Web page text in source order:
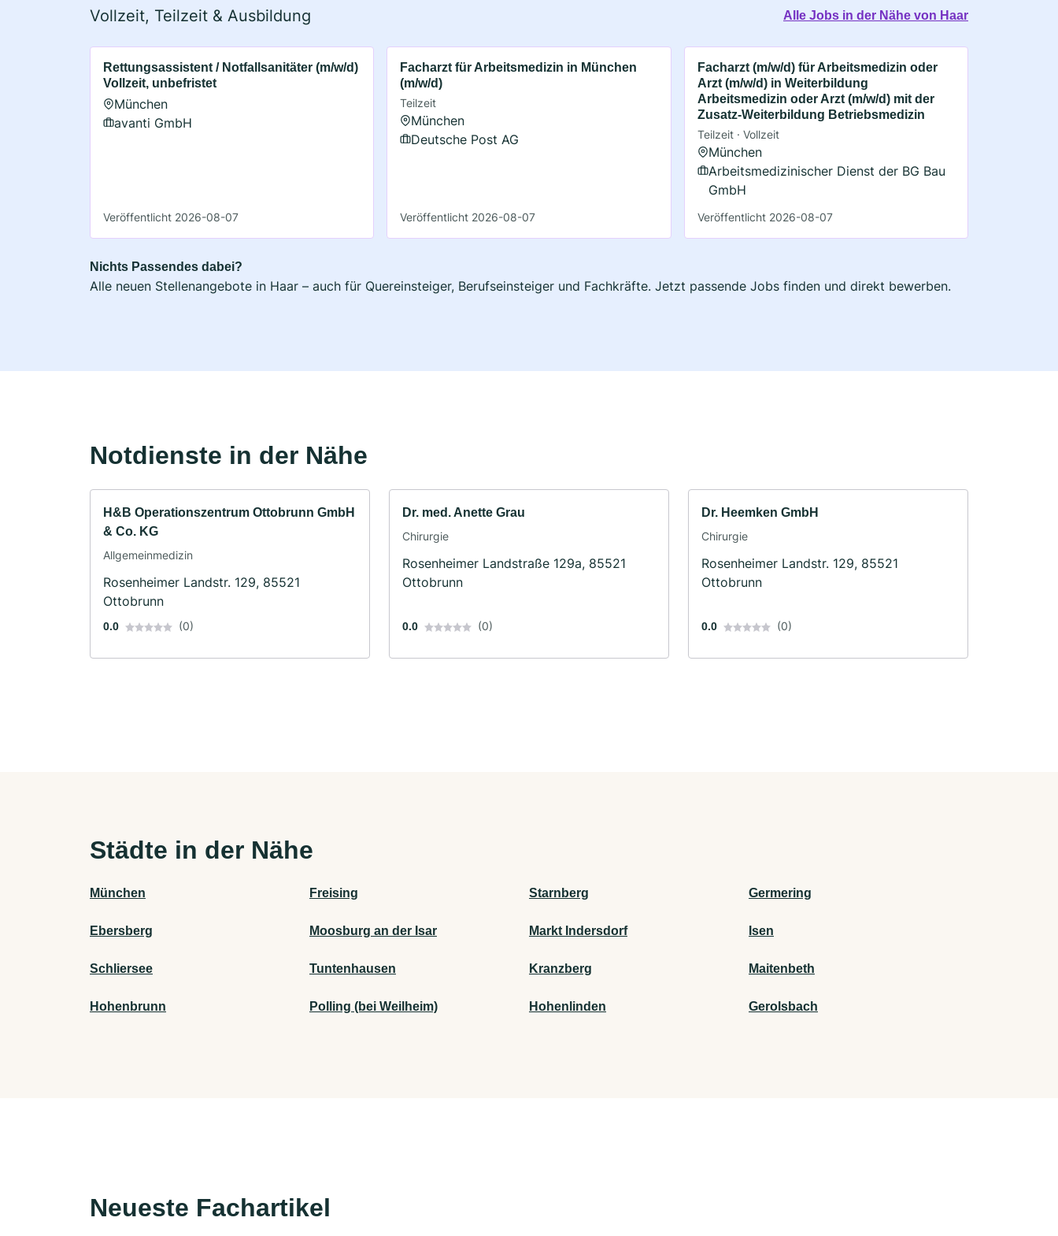
Vollzeit, Teilzeit & Ausbildung Alle Jobs in der Nähe von Haar
Rettungsassistent / Notfallsanitäter (m/w/d)
Vollzeit, unbefristet
München
avanti GmbH
Veröffentlicht 2026-08-07
Facharzt für Arbeitsmedizin in München
(m/w/d)
Teilzeit
München
Deutsche Post AG
Veröffentlicht 2026-08-07
Facharzt (m/w/d) für Arbeitsmedizin oder
Arzt (m/w/d) in Weiterbildung
Arbeitsmedizin oder Arzt (m/w/d) mit der
Zusatz-Weiterbildung Betriebsmedizin
Teilzeit · Vollzeit
München
Arbeitsmedizinischer Dienst der BG Bau
GmbH
Veröffentlicht 2026-08-07
Nichts Passendes dabei?
Alle neuen Stellenangebote in Haar – auch für Quereinsteiger, Berufseinsteiger und Fachkräfte. Jetzt passende Jobs finden und direkt bewerben.
Notdienste in der Nähe
H&B Operationszentrum Ottobrunn GmbH
& Co. KG
Allgemeinmedizin
Rosenheimer Landstr. 129, 85521
Ottobrunn
0.0 (0)
Dr. med. Anette Grau
Chirurgie
Rosenheimer Landstraße 129a, 85521
Ottobrunn
0.0 (0)
Dr. Heemken GmbH
Chirurgie
Rosenheimer Landstr. 129, 85521
Ottobrunn
0.0 (0)
Städte in der Nähe
München Freising Starnberg Germering
Ebersberg Moosburg an der Isar Markt Indersdorf Isen
Schliersee Tuntenhausen Kranzberg Maitenbeth
Hohenbrunn Polling (bei Weilheim) Hohenlinden Gerolsbach
Neueste Fachartikel